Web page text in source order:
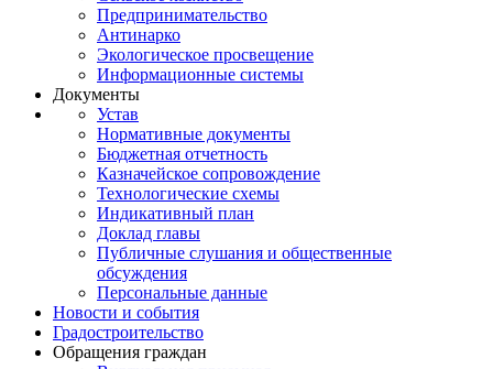
Предпринимательство
Антинарко
Экологическое просвещение
Информационные системы
Документы
Устав
Нормативные документы
Бюджетная отчетность
Казначейское сопровождение
Технологические схемы
Индикативный план
Доклад главы
Публичные слушания и общественные
обсуждения
Персональные данные
Новости и события
Градостроительство
Обращения граждан